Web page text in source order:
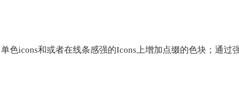
色icons和或者在线条感强的Icons上增加点缀的色块；通过